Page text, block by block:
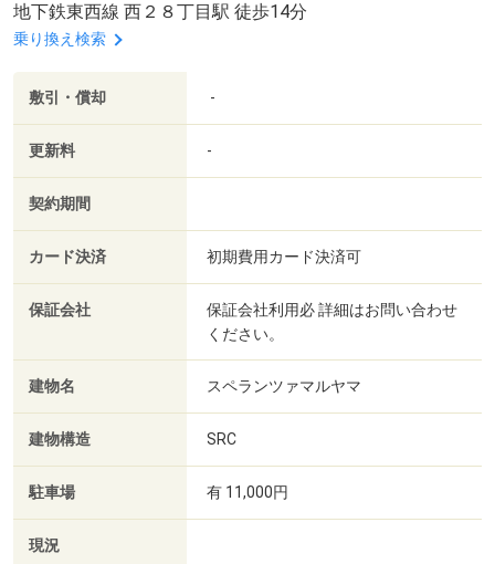
地下鉄東西線 西２８丁目駅 徒歩14分
乗り換え検索
敷引・償却 -
更新料 -
契約期間
カード決済 初期費用カード決済可
保証会社
保証会社利用必 詳細はお問い合わせ
ください。
建物名 スペランツァマルヤマ
建物構造 SRC
駐車場 有 11,000円
現況